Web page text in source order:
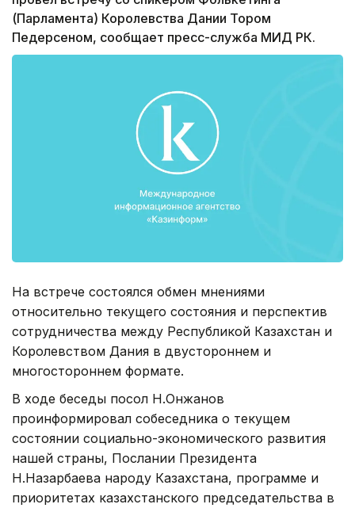
(Парламента) Королевства Дании Тором
Педерсеном, сообщает пресс-служба МИД РК.
На встрече состоялся обмен мнениями
относительно текущего состояния и перспектив
сотрудничества между Республикой Казахстан и
Королевством Дания в двустороннем и
многостороннем формате.
В ходе беседы посол Н.Онжанов
проинформировал собеседника о текущем
состоянии социально-экономического развития
нашей страны, Послании Президента
Н.Назарбаева народу Казахстана, программе и
приоритетах казахстанского председательства в